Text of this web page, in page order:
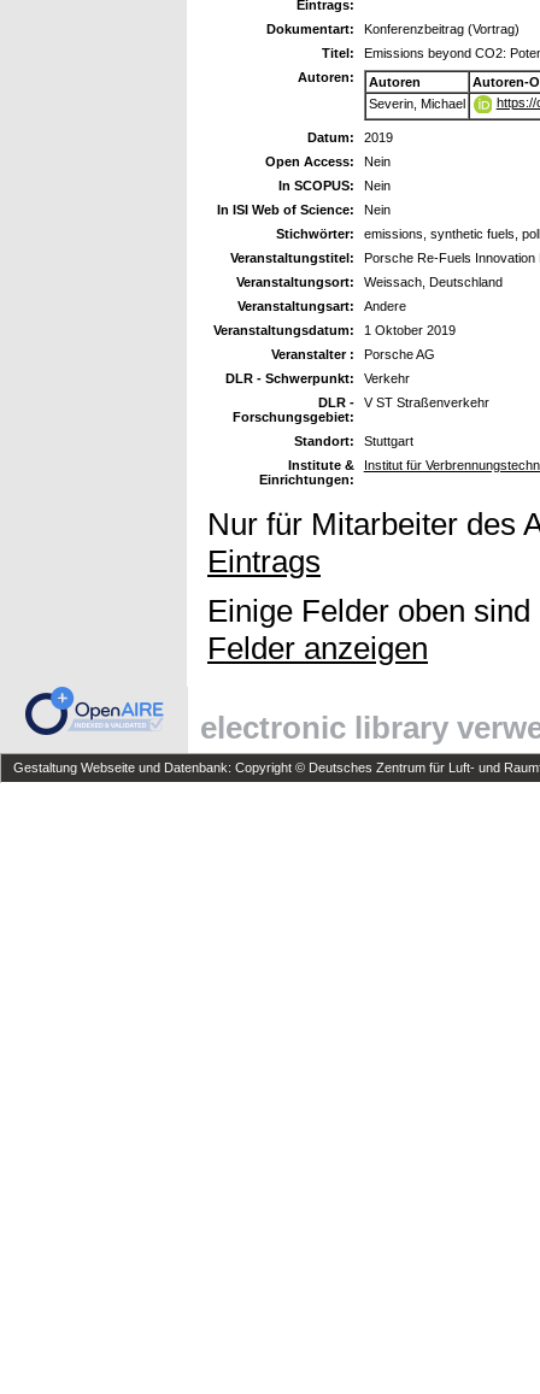
Eintrags:
Dokumentart:
Konferenzbeitrag (Vortrag)
Titel:
Emissions beyond CO2:
Autoren:
Autoren
Autoren-
Severin, Michael
https://
Datum:
2019
Open Access:
Nein
In SCOPUS:
Nein
In ISI Web of Science:
Nein
Stichwörter:
emissions, synthetic fuels,
Veranstaltungstitel:
Porsche Re-Fuels Innovation
Veranstaltungsort:
Weissach, Deutschland
Veranstaltungsart:
Andere
Veranstaltungsdatum:
1 Oktober 2019
Veranstalter :
Porsche AG
DLR - Schwerpunkt:
Verkehr
DLR -
Forschungsgebiet:
V ST Straßenverkehr
Standort:
Stuttgart
Institute &
Einrichtungen:
Institut für
Nur für Mitarbeiter des
Eintrags
Einige Felder oben
Felder anzeigen
electronic library
Gestaltung Webseite und Datenbank: Copyright © Deutsches Zentrum für Luft- und